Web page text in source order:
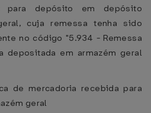
para depósito em depósito
cuja remessa tenha sido
no código "5.934 - Remessa
depositada em armazém geral
de mercadoria recebida para
geral